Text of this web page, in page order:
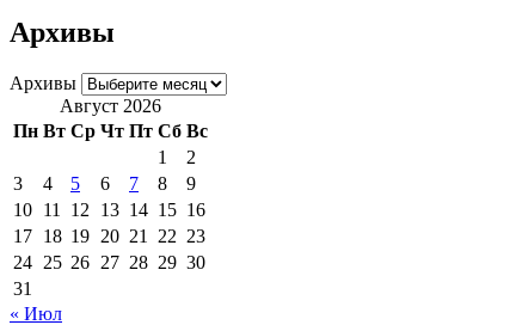
Архивы
Архивы
Август 2026
Пн Вт Ср Чт Пт Сб Вс
1
2
3
4 5 6 7 8
9
10 11 12 13 14 15 16
17 18 19 20 21 22 23
24 25 26 27 28 29 30
31
« Июл